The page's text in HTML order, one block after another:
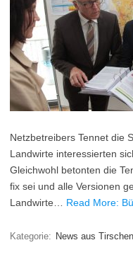
Netzbetreibers Tennet die
Landwirte interessierten
Gleichwohl betonten die
fix sei und alle Versionen
Landwirte… Read More:
Kategorie: News aus